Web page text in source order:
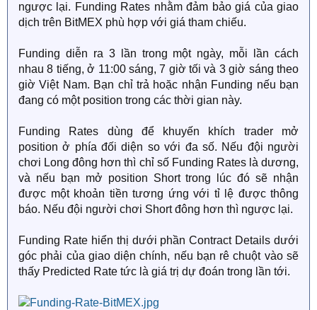
ngược lại. Funding Rates nhằm đảm bảo giá của giao
dịch trên BitMEX phù hợp với giá tham chiếu.
Funding diễn ra 3 lần trong một ngày, mỗi lần cách
nhau 8 tiếng, ở 11:00 sáng, 7 giờ tối và 3 giờ sáng theo
giờ Việt Nam. Bạn chỉ trả hoặc nhận Funding nếu bạn
đang có một position trong các thời gian này.
Funding Rates dùng để khuyến khích trader mở
position ở phía đối diện so với đa số. Nếu đội người
chơi Long đông hơn thì chỉ số Funding Rates là dương,
và nếu bạn mở position Short trong lúc đó sẽ nhận
được một khoản tiền tương ứng với tỉ lệ được thông
báo. Nếu đội người chơi Short đông hơn thì ngược lại.
Funding Rate hiển thị dưới phần Contract Details dưới
góc phải của giao diện chính, nếu bạn rê chuột vào sẽ
thấy Predicted Rate tức là giá trị dự đoán trong lần tới.